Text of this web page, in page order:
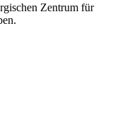
Zentrum für